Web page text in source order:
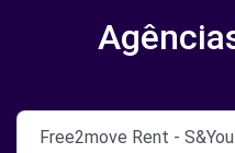
Free2move Rent -